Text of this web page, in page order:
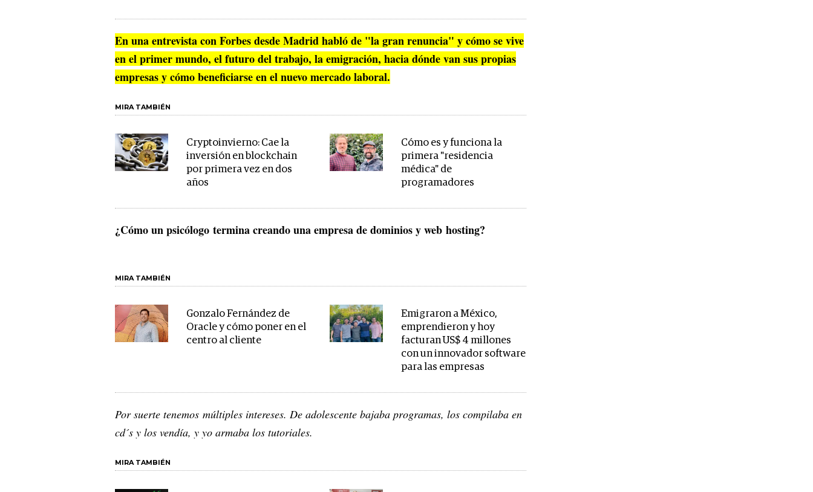
En una entrevista con Forbes desde Madrid habló de "la gran renuncia" y cómo se vive
en el primer mundo, el futuro del trabajo, la emigración, hacia dónde van sus propias
empresas y cómo beneficiarse en el nuevo mercado laboral.
MIRA TAMBIÉN
Cryptoinvierno: Cae la
inversión en blockchain
por primera vez en dos
años
Cómo es y funciona la
primera "residencia
médica" de
programadores
¿Cómo un psicólogo termina creando una empresa de dominios y web hosting?
MIRA TAMBIÉN
Gonzalo Fernández de
Oracle y cómo poner en el
centro al cliente
Emigraron a México,
emprendieron y hoy
facturan US$ 4 millones
con un innovador software
para las empresas
Por suerte tenemos múltiples intereses. De adolescente bajaba programas, los compilaba en
cd´s y los vendía, y yo armaba los tutoriales.
MIRA TAMBIÉN